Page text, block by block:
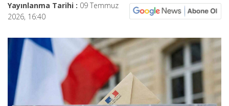
Yayınlanma Tarihi : 09 Temmuz
2026, 16:40